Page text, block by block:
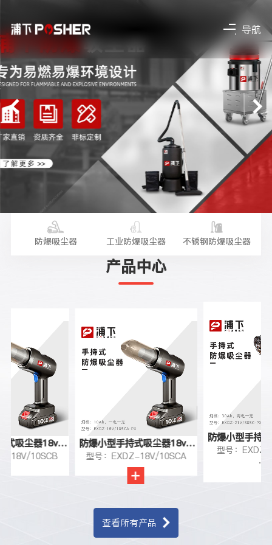
导航
防爆吸尘器 工业防爆吸尘器 不锈钢防爆吸尘器
产品中心
式吸尘器18v-
18V/10SCB
防爆小型手持式吸尘器18v-
10Ah
型号：EXDZ-18V/10SCA
防爆小型手持
型号：
···
查看所有产品